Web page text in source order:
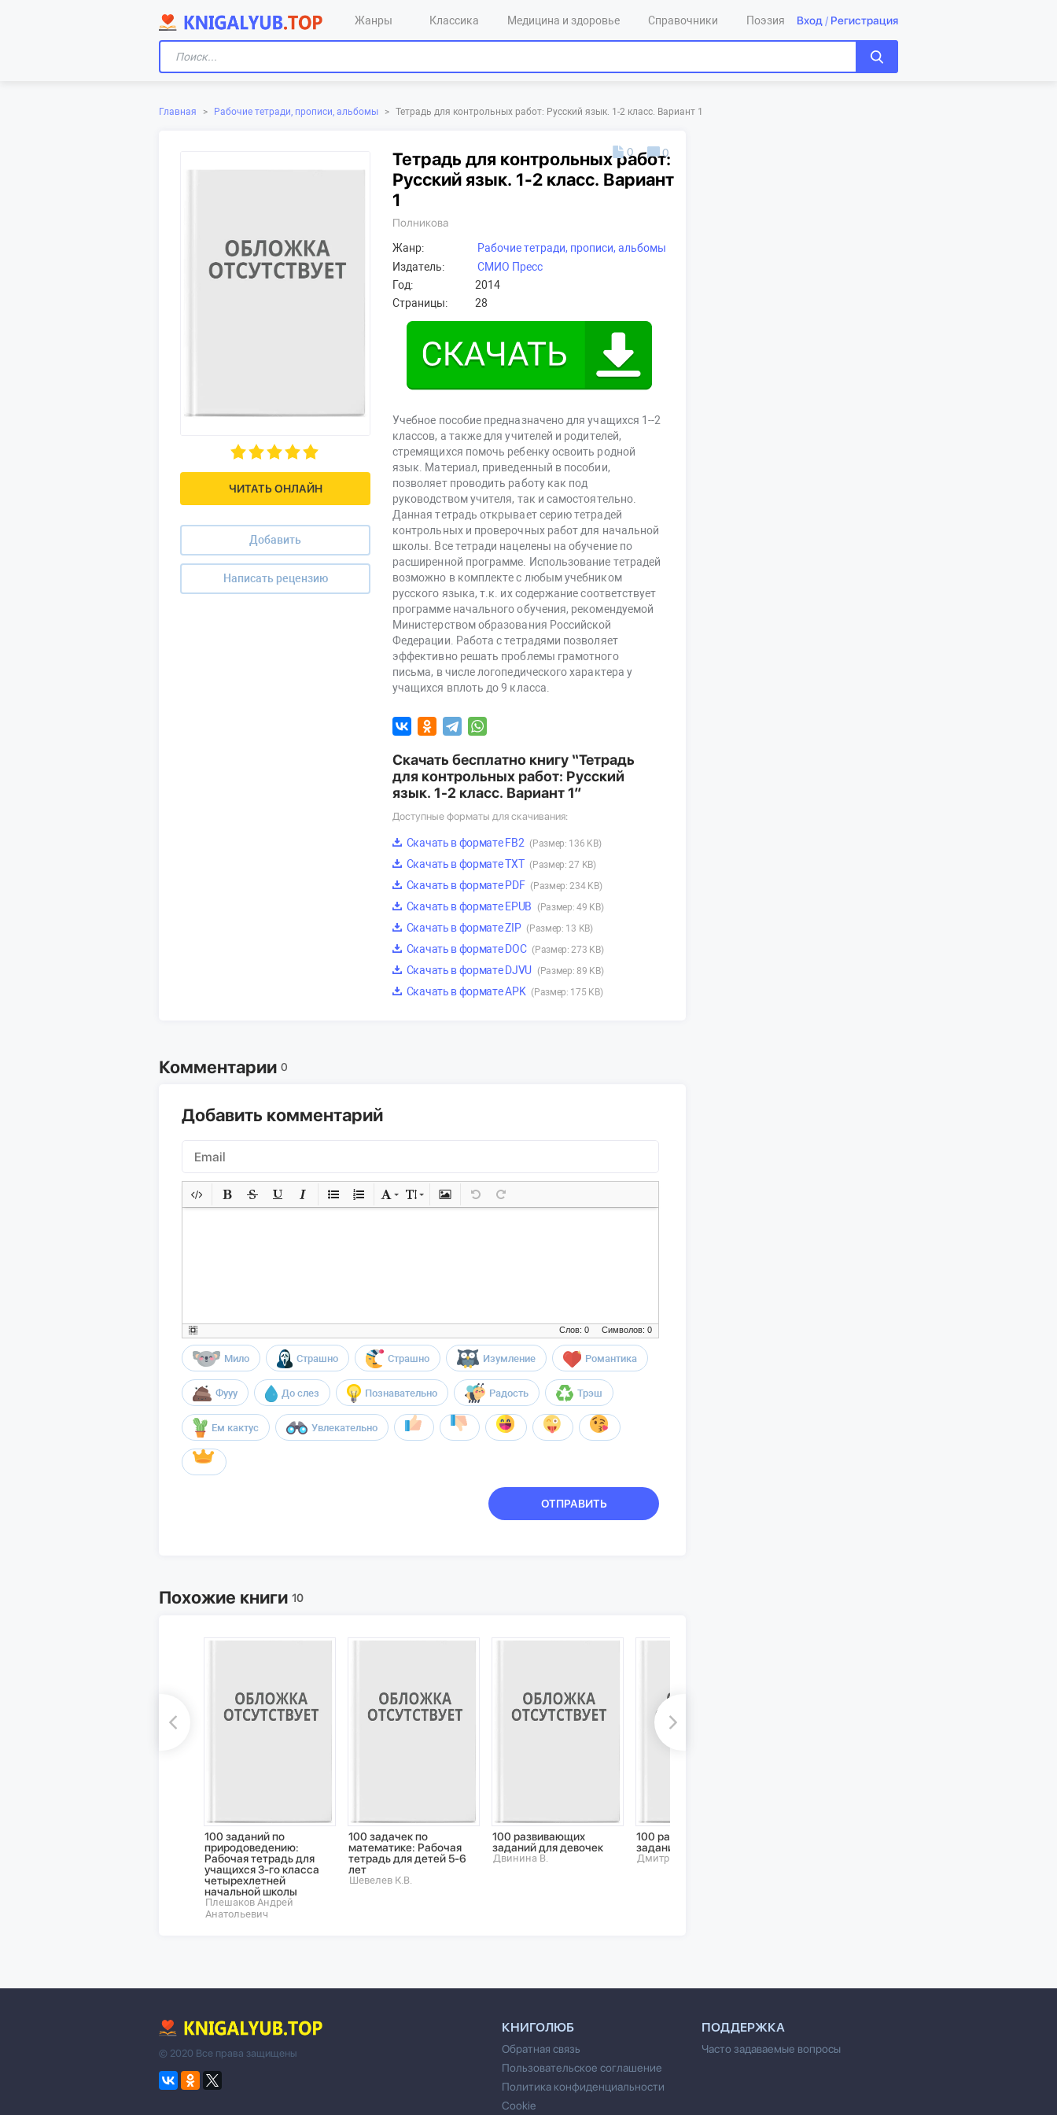
Жанры Классика Медицина и здоровье Справочники Поэзия Вход / Регистрация
Главная > Рабочие тетради, прописи, альбомы > Тетрадь для контрольных работ: Русский язык. 1-2 класс. Вариант 1
ЧИТАТЬ ОНЛАЙН
Добавить
Написать рецензию
Тетрадь для контрольных работ:
Русский язык. 1-2 класс. Вариант
1
Полникова
Жанр:
Рабочие тетради, прописи, альбомы
Издатель:
СМИО Пресс
Год:
2014
Страницы:
28
Учебное пособие предназначено для учащихся 1--2
классов, а также для учителей и родителей,
стремящихся помочь ребенку освоить родной
язык. Материал, приведенный в пособии,
позволяет проводить работу как под
руководством учителя, так и самостоятельно.
Данная тетрадь открывает серию тетрадей
контрольных и проверочных работ для начальной
школы. Все тетради нацелены на обучение по
расширенной программе. Использование тетрадей
возможно в комплекте с любым учебником
русского языка, т.к. их содержание соответствует
программе начального обучения, рекомендуемой
Министерством образования Российской
Федерации. Работа с тетрадями позволяет
эффективно решать проблемы грамотного
письма, в числе логопедического характера у
учащихся вплоть до 9 класса.
0 0
Скачать бесплатно книгу “Тетрадь
для контрольных работ: Русский
язык. 1-2 класс. Вариант 1”
Доступные форматы для скачивания:
Скачать в формате FB2 (Размер: 136 KB)
Скачать в формате TXT (Размер: 27 KB)
Скачать в формате PDF (Размер: 234 KB)
Скачать в формате EPUB (Размер: 49 KB)
Скачать в формате ZIP (Размер: 13 KB)
Скачать в формате DOC (Размер: 273 KB)
Скачать в формате DJVU (Размер: 89 KB)
Скачать в формате APK (Размер: 175 KB)
Комментарии 0
Добавить комментарий
Символов: 0
Слов: 0
Мило Страшно Страшно Изумление Романтика
Фууу До слез Познавательно Радость Трэш
Ем кактус Увлекательно
ОТПРАВИТЬ
Похожие книги 10
100 заданий по
природоведению:
Рабочая тетрадь для
учащихся 3-го класса
четырехлетней
начальной школы
Плешаков Андрей
Анатольевич
100 задачек по
математике: Рабочая
тетрадь для детей 5-6
лет
Шевелев К.В.
100 развивающих
заданий для девочек
Двинина В.
100 развивающих
заданий для девочек
Дмитриева В.Г.
КНИГОЛЮБ
Обратная связь
Пользовательское соглашение
Политика конфиденциальности
Cookie
ПОДДЕРЖКА
Часто задаваемые вопросы
© 2020 Все права защищены